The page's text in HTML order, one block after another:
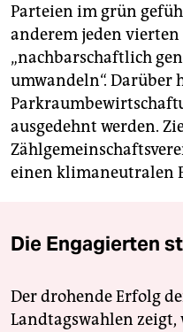
Parteien im grün
anderem jeden
„nachbarschaftlich
umwandeln“. Darüber
ausgedehnt werden.
einen klimaneutralen
Die Engagierten
Der drohende Erfolg
Landtagswahlen